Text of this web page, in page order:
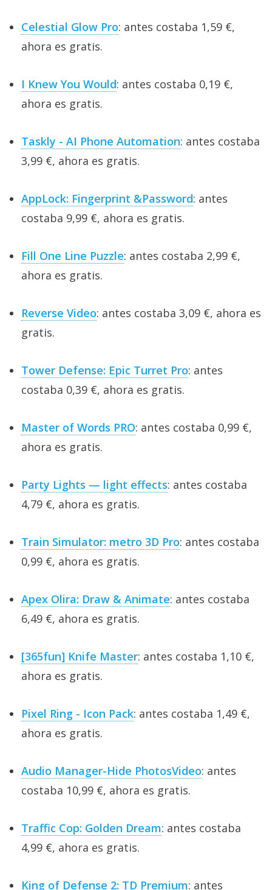
Celestial Glow Pro: antes costaba 1,59 €,
ahora es gratis.
I Knew You Would: antes costaba 0,19 €,
ahora es gratis.
Taskly - AI Phone Automation: antes costaba
3,99 €, ahora es gratis.
AppLock: Fingerprint &Password: antes
costaba 9,99 €, ahora es gratis.
Fill One Line Puzzle: antes costaba 2,99 €,
ahora es gratis.
Reverse Video: antes costaba 3,09 €, ahora es
gratis.
Tower Defense: Epic Turret Pro: antes
costaba 0,39 €, ahora es gratis.
Master of Words PRO: antes costaba 0,99 €,
ahora es gratis.
Party Lights — light effects: antes costaba
4,79 €, ahora es gratis.
Train Simulator: metro 3D Pro: antes costaba
0,99 €, ahora es gratis.
Apex Olira: Draw & Animate: antes costaba
6,49 €, ahora es gratis.
[365fun] Knife Master: antes costaba 1,10 €,
ahora es gratis.
Pixel Ring - Icon Pack: antes costaba 1,49 €,
ahora es gratis.
Audio Manager-Hide PhotosVideo: antes
costaba 10,99 €, ahora es gratis.
Traffic Cop: Golden Dream: antes costaba
4,99 €, ahora es gratis.
King of Defense 2: TD Premium: antes